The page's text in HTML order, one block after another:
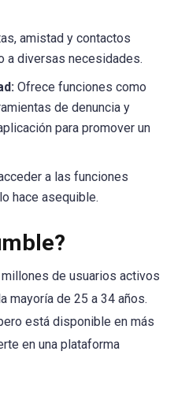
amistad y contactos
a diversas necesidades.
Ofrece funciones como
de denuncia y
para promover un
a las funciones
hace asequible.
de usuarios activos
mayoría de 25 a 34 años.
está disponible en más
en una plataforma